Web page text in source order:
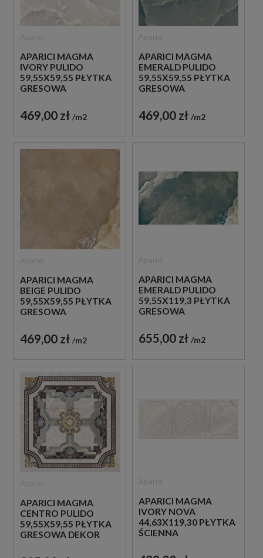
APARICI MAGMA
IVORY PULIDO
59,55X59,55 PŁYTKA
GRESOWA
469,00 zł m2
APARICI MAGMA
EMERALD PULIDO
59,55X59,55 PŁYTKA
GRESOWA
469,00 zł m2
APARICI MAGMA
BEIGE PULIDO
59,55X59,55 PŁYTKA
GRESOWA
469,00 zł m2
APARICI MAGMA
EMERALD PULIDO
59,55X119,3 PŁYTKA
GRESOWA
655,00 zł m2
APARICI MAGMA
CENTRO PULIDO
59,55X59,55 PŁYTKA
GRESOWA DEKOR
APARICI MAGMA
IVORY NOVA
44,63X119,30 PŁYTKA
ŚCIENNA